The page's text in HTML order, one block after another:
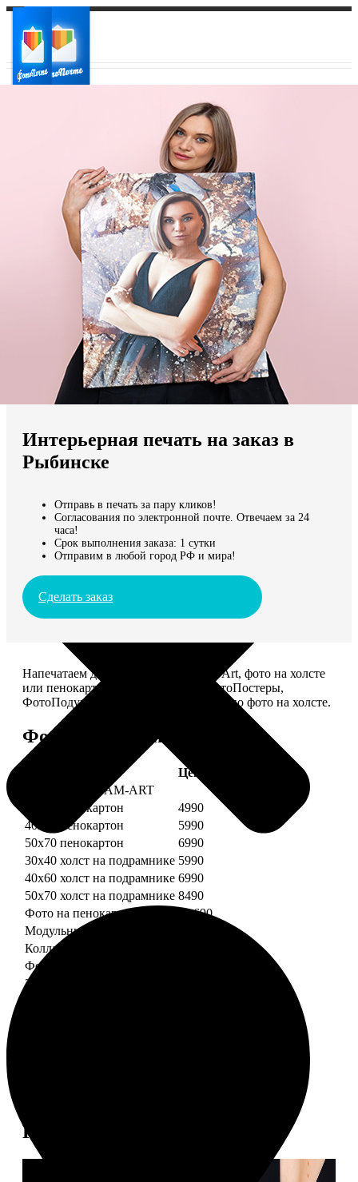
Ваш регион доставки
Выберите из списка:
Мы доставляем по всему миру
Продолжить без города
Интерьерная печать на заказ в
Рыбинске
Отправь в печать за пару кликов!
Согласования по электронной почте. Отвечаем за 24
часа!
Срок выполнения заказа: 1 сутки
Отправим в любой город РФ и мира!
Сделать заказ
Напечатаем для вас картины Dream-Art, фото на холсте
или пенокартоне, ФотоМозаику, ФотоПостеры,
ФотоПодушки или напишем портрет по фото на холсте.
Форматы и цены
Цена, руб.
Картины DREAM-ART
30х40 пенокартон
4990
40х60 пенокартон
5990
50х70 пенокартон
6990
30х40 холст на подрамнике 5990
40х60 холст на подрамнике 6990
50х70 холст на подрамнике 8490
Фото на пенокартоне
от 690
Модульный пенокартон
Коллаж на пенокартоне
ФотоМозаика
30х40 пенокартон
Примеры работ